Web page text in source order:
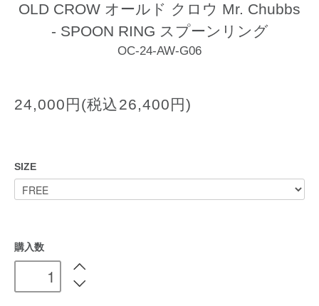
OLD CROW オールド クロウ Mr. Chubbs
- SPOON RING スプーンリング
OC-24-AW-G06
24,000円(税込26,400円)
SIZE
購入数